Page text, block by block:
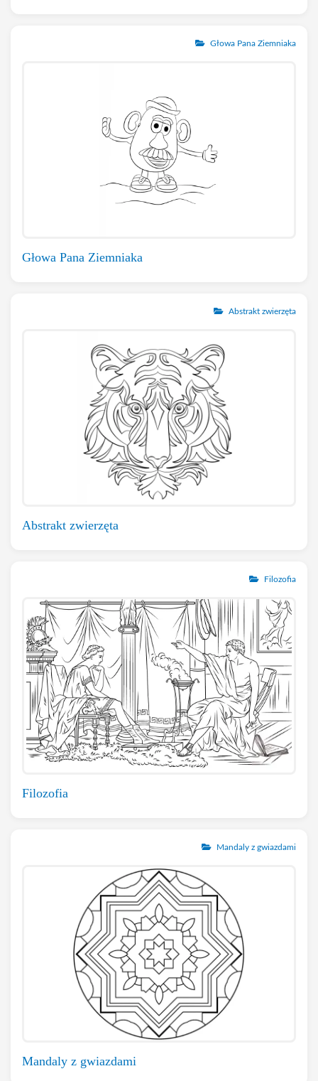
Głowa Pana Ziemniaka
Głowa Pana Ziemniaka
Abstrakt zwierzęta
Abstrakt zwierzęta
Filozofia
Filozofia
Mandaly z gwiazdami
Mandaly z gwiazdami